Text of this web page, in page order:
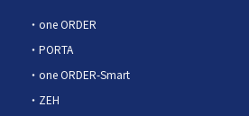
one ORDER
PORTA
one ORDER-Smart
ZEH